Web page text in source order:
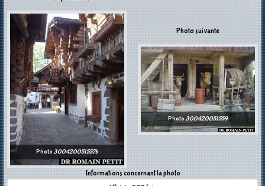
Photo 300420051557b
Informations concernant la photo
Photo suivante
Photo 300420051559